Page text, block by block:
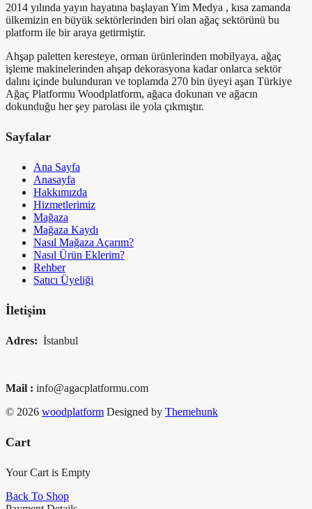
2014 yılında yayın hayatına başlayan Yim Medya , kısa zamanda
ülkemizin en büyük sektörlerinden biri olan ağaç sektörünü bu
platform ile bir araya getirmiştir.
Ahşap paletten keresteye, orman ürünlerinden mobilyaya, ağaç
işleme makinelerinden ahşap dekorasyona kadar onlarca sektör
dalını içinde bulunduran ve toplamda 270 bin üyeyi aşan Türkiye
Ağaç Platformu Woodplatform, ağaca dokunan ve ağacın
dokunduğu her şey parolası ile yola çıkmıştır.
Sayfalar
Ana Sayfa
Anasayfa
Hakkımızda
Hizmetlerimiz
Mağaza
Mağaza Kaydı
Nasıl Mağaza Açarım?
Nasıl Ürün Eklerim?
Rehber
Satıcı Üyeliği
İletişim
Adres: İstanbul
Mail : info@agacplatformu.com
© 2026 woodplatform Designed by Themehunk
Cart
Your Cart is Empty
Back To Shop